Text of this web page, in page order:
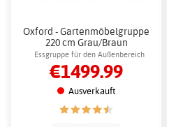
Oxford - Gartenmöbelgruppe
220 cm Grau/Braun
Essgruppe für den Außenbereich
inklusive 6 Stühlen
€1499.99
Ausverkauft